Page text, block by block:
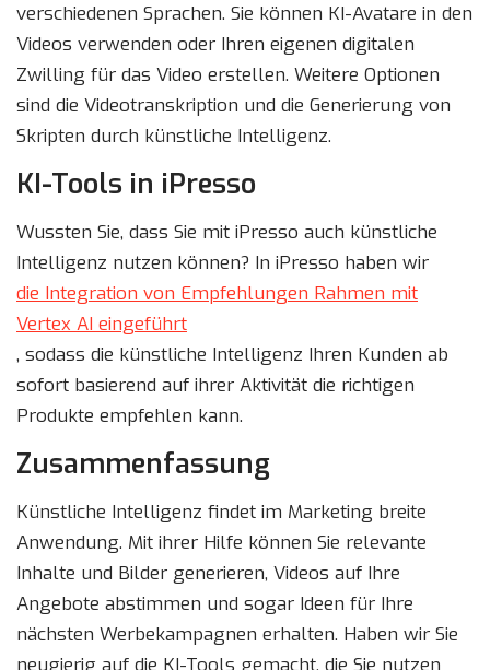
verschiedenen Sprachen. Sie können KI-Avatare in den
Videos verwenden oder Ihren eigenen digitalen
Zwilling für das Video erstellen. Weitere Optionen
sind die Videotranskription und die Generierung von
Skripten durch künstliche Intelligenz.
KI-Tools in iPresso
Wussten Sie, dass Sie mit iPresso auch künstliche
Intelligenz nutzen können? In iPresso haben wir
die Integration von Empfehlungen Rahmen mit
Vertex AI eingeführt
, sodass die künstliche Intelligenz Ihren Kunden ab
sofort basierend auf ihrer Aktivität die richtigen
Produkte empfehlen kann.
Zusammenfassung
Künstliche Intelligenz findet im Marketing breite
Anwendung. Mit ihrer Hilfe können Sie relevante
Inhalte und Bilder generieren, Videos auf Ihre
Angebote abstimmen und sogar Ideen für Ihre
nächsten Werbekampagnen erhalten. Haben wir Sie